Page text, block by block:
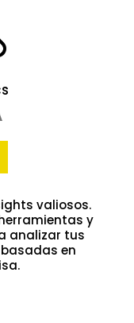
valiosos.
y
analizar tus
en